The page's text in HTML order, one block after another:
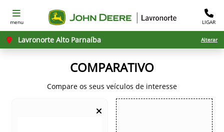
menu LIGAR
Lavronorte Alto Parnaíba Alterar
COMPARATIVO
Compare os seus veículos de interesse